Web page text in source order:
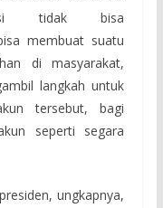
tidak bisa
membuat suatu
di masyarakat,
langkah untuk
tersebut, bagi
seperti segara
ungkapnya,